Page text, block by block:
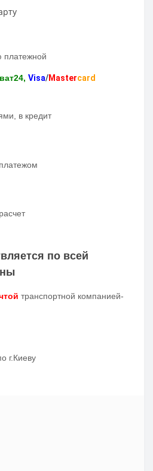
Visa/Mastercard
в кредит
по всей
транспортной компанией-
г.Киеву